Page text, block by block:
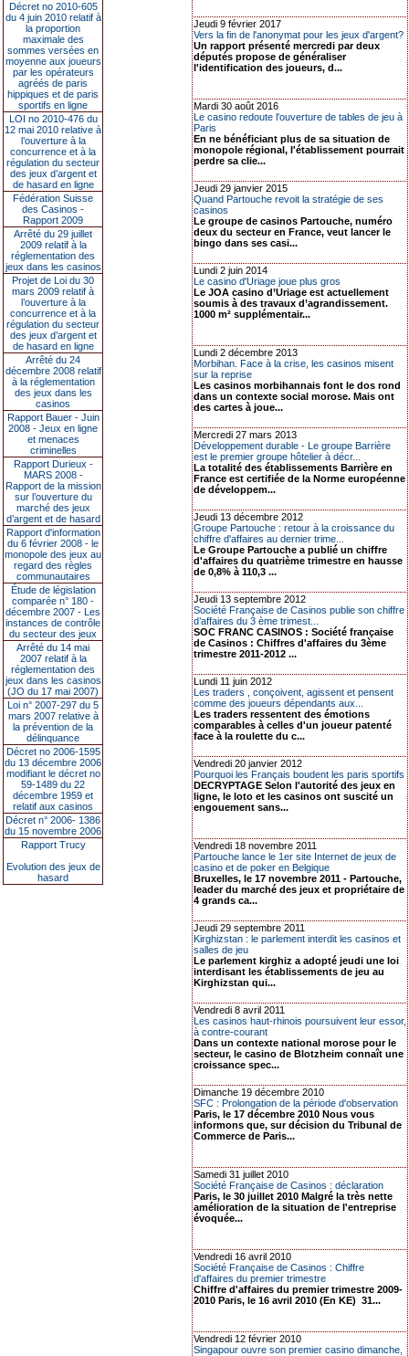
Décret no 2010-605
du 4 juin 2010 relatif à
la proportion
maximale des
sommes versées en
moyenne aux joueurs
par les opérateurs
agréés de paris
hippiques et de paris
sportifs en ligne
LOI no 2010-476 du
12 mai 2010 relative à
l’ouverture à la
concurrence et à la
régulation du secteur
des jeux d’argent et
de hasard en ligne
Fédération Suisse
des Casinos -
Rapport 2009
Arrêté du 29 juillet
2009 relatif à la
réglementation des
jeux dans les casinos
Projet de Loi du 30
mars 2009 relatif à
l’ouverture à la
concurrence et à la
régulation du secteur
des jeux d’argent et
de hasard en ligne
Arrêté du 24
décembre 2008 relatif
à la réglementation
des jeux dans les
casinos
Rapport Bauer - Juin
2008 - Jeux en ligne
et menaces
criminelles
Rapport Durieux -
MARS 2008 -
Rapport de la mission
sur l’ouverture du
marché des jeux
d’argent et de hasard
Rapport d'information
du 6 février 2008 - le
monopole des jeux au
regard des règles
communautaires
Étude de législation
comparée n° 180 -
décembre 2007 - Les
instances de contrôle
du secteur des jeux
Arrêté du 14 mai
2007 relatif à la
réglementation des
jeux dans les casinos
(JO du 17 mai 2007)
Loi n° 2007-297 du 5
mars 2007 relative à
la prévention de la
délinquance
Décret no 2006-1595
du 13 décembre 2006
modifiant le décret no
59-1489 du 22
décembre 1959 et
relatif aux casinos
Décret n° 2006- 1386
du 15 novembre 2006
Rapport Trucy
Evolution des jeux de
hasard
Jeudi 9 février 2017
Vers la fin de l'anonymat pour les jeux d'argent?
Un rapport présenté mercredi par deux
députés propose de généraliser
l'identification des joueurs, d...
Mardi 30 août 2016
Le casino redoute l'ouverture de tables de jeu à
Paris
En ne bénéficiant plus de sa situation de
monopole régional, l'établissement pourrait
perdre sa clie...
Jeudi 29 janvier 2015
Quand Partouche revoit la stratégie de ses
casinos
Le groupe de casinos Partouche, numéro
deux du secteur en France, veut lancer le
bingo dans ses casi...
Lundi 2 juin 2014
Le casino d'Uriage joue plus gros
Le JOA casino d’Uriage est actuellement
soumis à des travaux d’agrandissement.
1000 m² supplémentair...
Lundi 2 décembre 2013
Morbihan. Face à la crise, les casinos misent
sur la reprise
Les casinos morbihannais font le dos rond
dans un contexte social morose. Mais ont
des cartes à joue...
Mercredi 27 mars 2013
Développement durable - Le groupe Barrière
est le premier groupe hôtelier à décr...
La totalité des établissements Barrière en
France est certifiée de la Norme européenne
de développem...
Jeudi 13 décembre 2012
Groupe Partouche : retour à la croissance du
chiffre d'affaires au dernier trime...
Le Groupe Partouche a publié un chiffre
d'affaires du quatrième trimestre en hausse
de 0,8% à 110,3 ...
Jeudi 13 septembre 2012
Société Française de Casinos publie son chiffre
d’affaires du 3 ème trimest...
SOC FRANC CASINOS : Société française
de Casinos : Chiffres d'affaires du 3ème
trimestre 2011-2012 ...
Lundi 11 juin 2012
Les traders , conçoivent, agissent et pensent
comme des joueurs dépendants aux...
Les traders ressentent des émotions
comparables à celles d'un joueur patenté
face à la roulette du c...
Vendredi 20 janvier 2012
Pourquoi les Français boudent les paris sportifs
DECRYPTAGE Selon l'autorité des jeux en
ligne, le loto et les casinos ont suscité un
engouement sans...
Vendredi 18 novembre 2011
Partouche lance le 1er site Internet de jeux de
casino et de poker en Belgique
Bruxelles, le 17 novembre 2011 - Partouche,
leader du marché des jeux et propriétaire de
4 grands ca...
Jeudi 29 septembre 2011
Kirghizstan : le parlement interdit les casinos et
salles de jeu
Le parlement kirghiz a adopté jeudi une loi
interdisant les établissements de jeu au
Kirghizstan qui...
Vendredi 8 avril 2011
Les casinos haut-rhinois poursuivent leur essor,
à contre-courant
Dans un contexte national morose pour le
secteur, le casino de Blotzheim connaît une
croissance spec...
Dimanche 19 décembre 2010
SFC : Prolongation de la période d'observation
Paris, le 17 décembre 2010 Nous vous
informons que, sur décision du Tribunal de
Commerce de Paris...
Samedi 31 juillet 2010
Société Française de Casinos : déclaration
Paris, le 30 juillet 2010 Malgré la très nette
amélioration de la situation de l'entreprise
évoquée...
Vendredi 16 avril 2010
Société Française de Casinos : Chiffre
d'affaires du premier trimestre
Chiffre d'affaires du premier trimestre 2009-
2010 Paris, le 16 avril 2010 (En KE) 31...
Vendredi 12 février 2010
Singapour ouvre son premier casino dimanche,